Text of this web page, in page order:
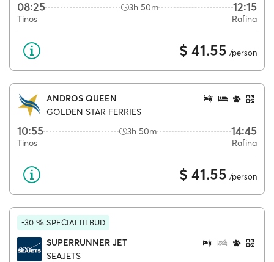
08:25 3h 50m 12:15
Tinos Rafina
$ 41.55 /person
ANDROS QUEEN
GOLDEN STAR FERRIES
10:55 3h 50m 14:45
Tinos Rafina
$ 41.55 /person
-30 % SPECIALTILBUD
SUPERRUNNER JET
SEAJETS